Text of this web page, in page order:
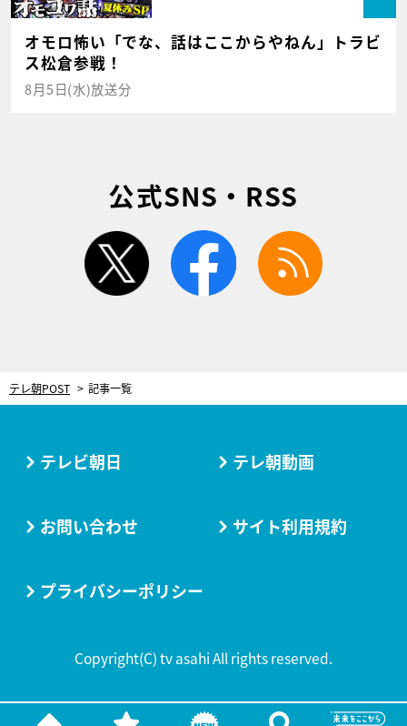
オモロ怖い「でな、話はここからやねん」トラビ
ス松倉参戦！
8月5日(水)放送分
公式SNS・RSS
twitter facebook
テレ朝POST 記事一覧
テレビ朝日 テレ朝動画
お問い合わせ サイト利用規約
プライバシーポリシー
Copyright(C) tv asahi All rights reserved.